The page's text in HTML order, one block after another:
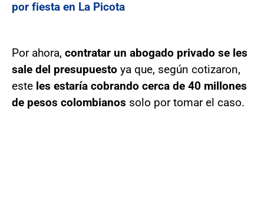
por fiesta en La Picota
Por ahora, contratar un abogado privado se les
sale del presupuesto ya que, según cotizaron,
este les estaría cobrando cerca de 40 millones
de pesos colombianos solo por tomar el caso.